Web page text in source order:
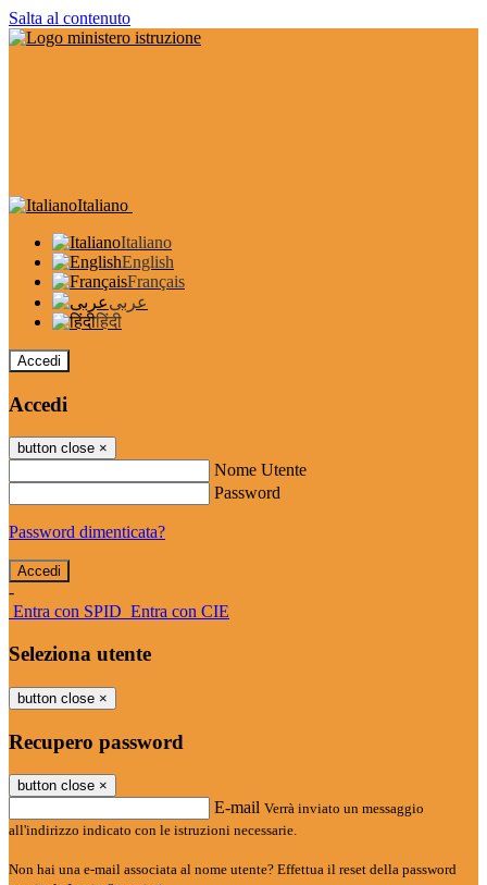
Salta al contenuto
Italiano
Italiano
English
Français
عربى
हिंदी
Accedi
Accedi
button close ×
Nome Utente
Password
Password dimenticata?
-
Entra con SPID Entra con CIE
Seleziona utente
button close ×
Recupero password
button close ×
E-mail Verrà inviato un messaggio
all'indirizzo indicato con le istruzioni necessarie.
Non hai una e-mail associata al nome utente? Effettua il reset della password